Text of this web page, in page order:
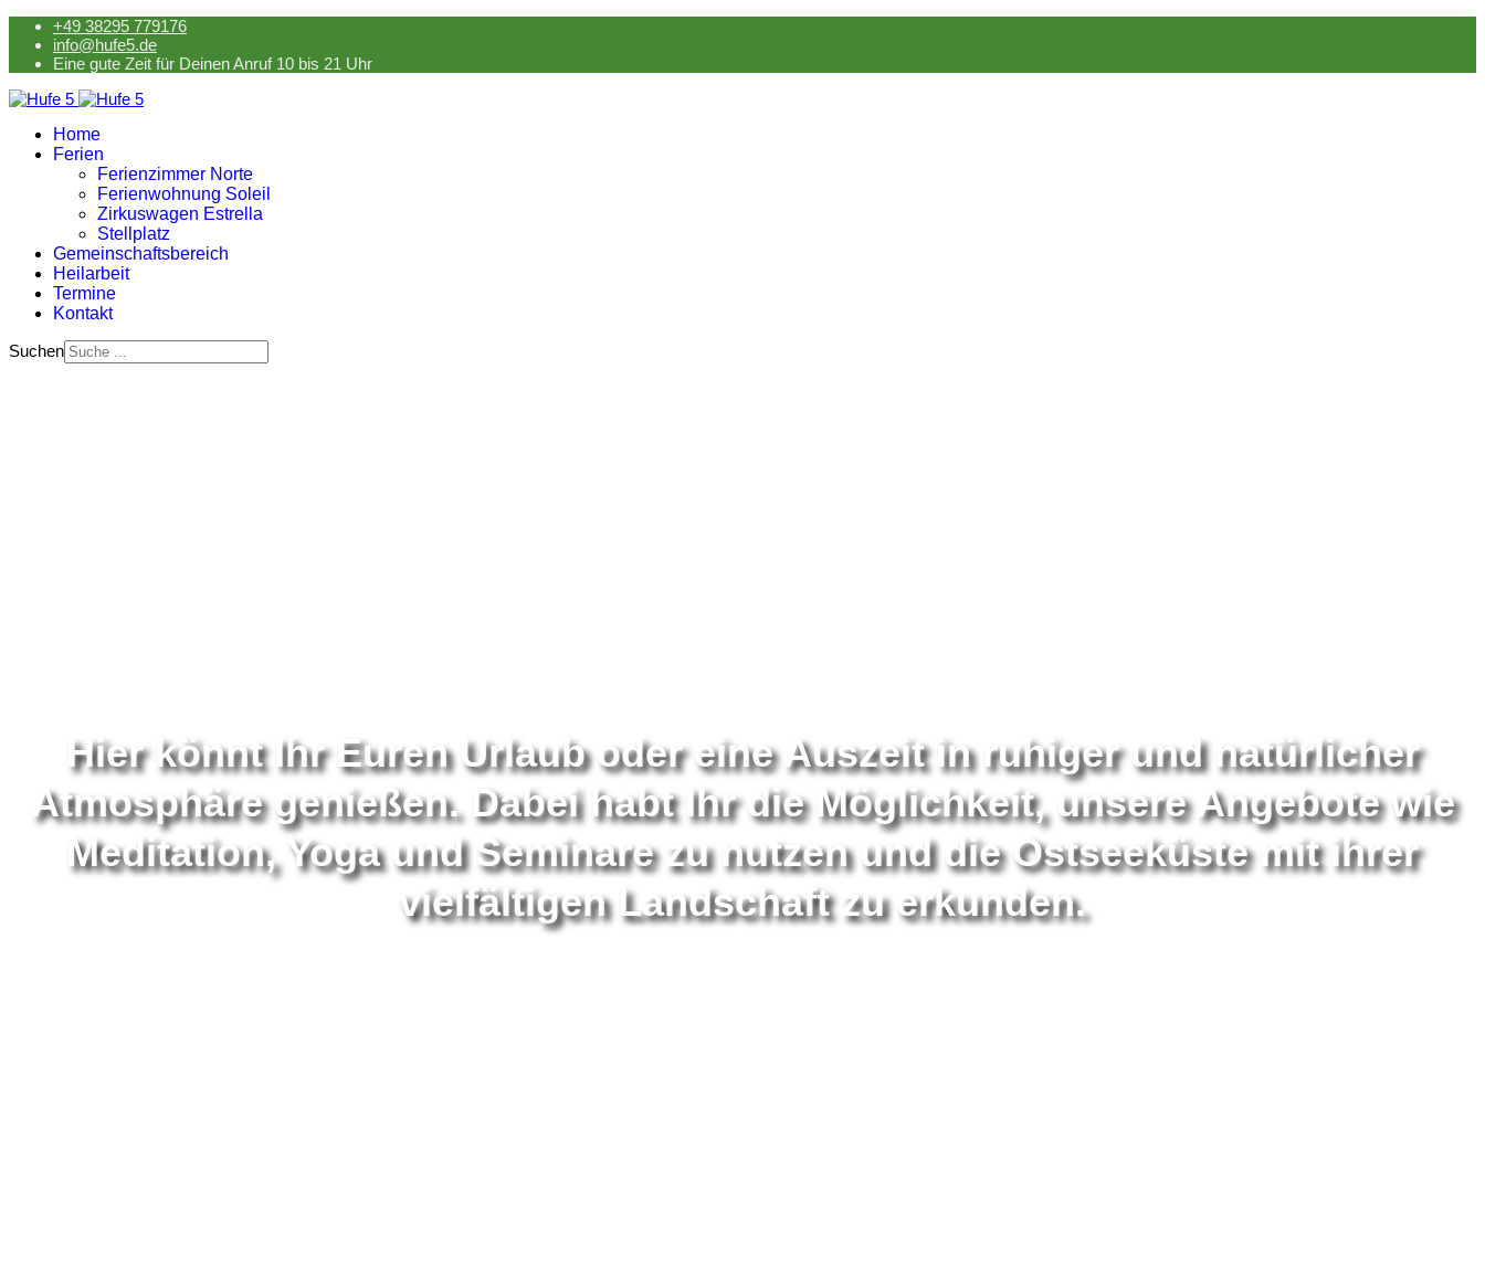
+49 38295 779176
info@hufe5.de
Eine gute Zeit für Deinen Anruf 10 bis 21 Uhr
Home
Ferien
Ferienzimmer Norte
Ferienwohnung Soleil
Zirkuswagen Estrella
Stellplatz
Gemeinschaftsbereich
Heilarbeit
Termine
Kontakt
Suchen
Hier könnt Ihr Euren Urlaub oder eine Auszeit in ruhiger und natürlicher
Atmosphäre genießen. Dabei habt Ihr die Möglichkeit, unsere Angebote wie
Meditation, Yoga und Seminare zu nutzen und die Ostseeküste mit ihrer
vielfältigen Landschaft zu erkunden.